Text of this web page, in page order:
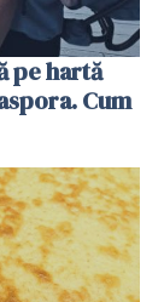
pe hartă
Cum